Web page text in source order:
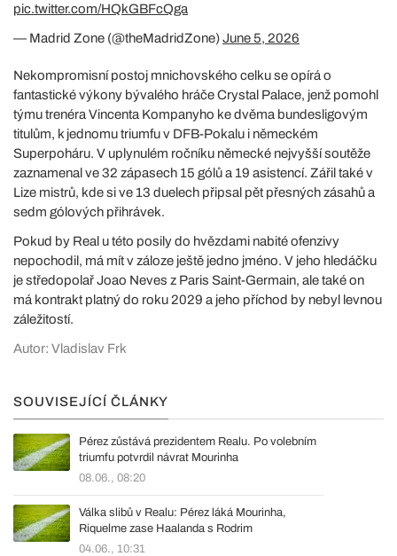
pic.twitter.com/HQkGBFcQga
— Madrid Zone (@theMadridZone)June 5, 2026
Nekompromisní postoj mnichovského celku se opírá o
fantastické výkony bývalého hráče Crystal Palace, jenž pomohl
týmu trenéra Vincenta Kompanyho ke dvěma bundesligovým
titulům, k jednomu triumfu v DFB-Pokalu i německém
Superpoháru. V uplynulém ročníku německé nejvyšší soutěže
zaznamenal ve 32 zápasech 15 gólů a 19 asistencí. Zářil také v
Lize mistrů, kde si ve 13 duelech připsal pět přesných zásahů a
sedm gólových přihrávek.
Pokud by Real u této posily do hvězdami nabité ofenzivy
nepochodil, má mít v záloze ještě jedno jméno. V jeho hledáčku
je středopolař Joao Neves z Paris Saint-Germain, ale také on
má kontrakt platný do roku 2029 a jeho příchod by nebyl levnou
záležitostí.
Autor: Vladislav Frk
SOUVISEJÍCÍ ČLÁNKY
Pérez zůstává prezidentem Realu. Po volebním
triumfu potvrdil návrat Mourinha
08.06., 08:20
Válka slibů v Realu: Pérez láká Mourinha,
Riquelme zase Haalanda s Rodrim
04.06., 10:31